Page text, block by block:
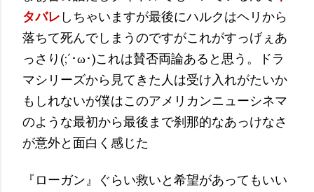
タバレ しちゃいますが最後にハルクはヘリから
落ちて死んでしまうのですがこれがすっげぇあ
っさり(;´･ω･)これは賛否両論あると思う。ドラ
マシリーズから見てきた人は受け入れがたいか
もしれないが僕はこのアメリカンニューシネマ
のような最初から最後まで刹那的なあっけなさ
が意外と面白く感じた
『ローガン』ぐらい救いと希望があってもいい